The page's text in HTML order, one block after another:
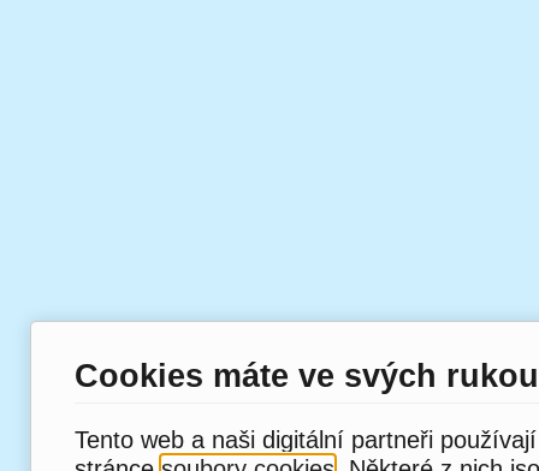
Cookies máte ve svých rukou
Tento web a naši digitální partneři